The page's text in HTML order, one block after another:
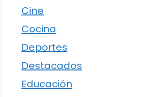
Cine
Cocina
Deportes
Destacados
Educación